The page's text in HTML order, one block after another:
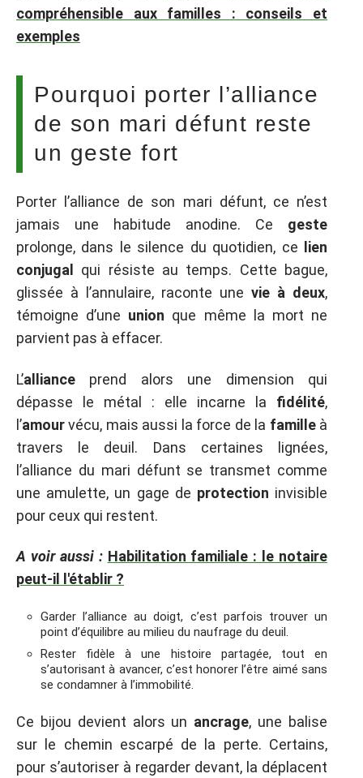
compréhensible aux familles : conseils et
exemples
Pourquoi porter l’alliance
de son mari défunt reste
un geste fort
Porter l’alliance de son mari défunt, ce n’est
jamais une habitude anodine. Ce geste
prolonge, dans le silence du quotidien, ce
lien
conjugal
qui résiste au temps. Cette bague,
glissée à l’annulaire, raconte une vie à deux,
témoigne d’une union que même la mort ne
parvient pas à effacer.
L’alliance prend alors une dimension qui
dépasse le métal : elle incarne la fidélité,
l’amourvécu, mais aussi la force de la familleà
travers le deuil. Dans certaines lignées,
l’alliance du mari défunt se transmet comme
une amulette, un gage de protection invisible
pour ceux qui restent.
A voir aussi : Habilitation familiale : le notaire
peut-il l'établir ?
Garder l’alliance au doigt, c’est parfois trouver un
point d’équilibre au milieu du naufrage du deuil.
Rester fidèle à une histoire partagée, tout en
s’autorisant à avancer, c’est honorer l’être aimé sans
se condamner à l’immobilité.
Ce bijou devient alors un ancrage, une balise
sur le chemin escarpé de la perte. Certains,
pour s’autoriser à regarder devant, la déplacent